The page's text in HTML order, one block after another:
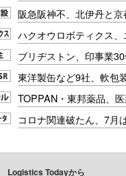
阪急阪神不、北伊丹と
ハクオウロボティクス
ブリヂストン、印事業
東洋製缶など9社、軟包
TOPPAN・東邦薬品、
コロナ関連破たん、7月
Logistics Todayから